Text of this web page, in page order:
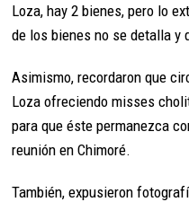
Loza, hay 2 bienes, pero lo
de los bienes no se detalla y
Asimismo, recordaron que
Loza ofreciendo misses
para que éste permanezca
reunión en Chimoré.
También, expusieron